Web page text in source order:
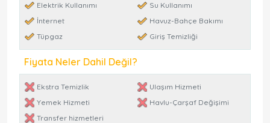
Elektrik Kullanımı
Su Kullanımı
İnternet
Havuz-Bahçe Bakımı
Tüpgaz
Giriş Temizliği
Fiyata Neler Dahil Değil?
Ekstra Temizlik
Ulaşım Hizmeti
Yemek Hizmeti
Havlu-Çarşaf Değişimi
Transfer hizmetleri